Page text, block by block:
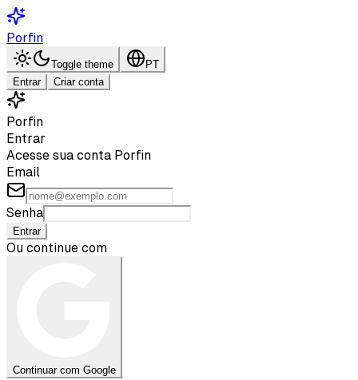
Porfin
Toggle theme
PT
Entrar
Criar conta
Porfin
Entrar
Acesse sua conta Porfin
Email
Senha
Entrar
Ou continue com
Continuar com Google